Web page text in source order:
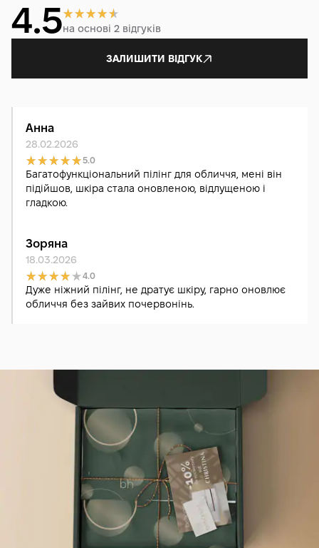
4.5на основі 2 відгуків
ЗАЛИШИТИ ВІДГУК
Анна
28.02.2026
5.0
Багатофункціональний пілінг для обличчя, мені він
підійшов, шкіра стала оновленою, відлущеною і
гладкою.
Зоряна
18.03.2026
4.0
Дуже ніжний пілінг, не дратує шкіру, гарно оновлює
обличчя без зайвих почервонінь.